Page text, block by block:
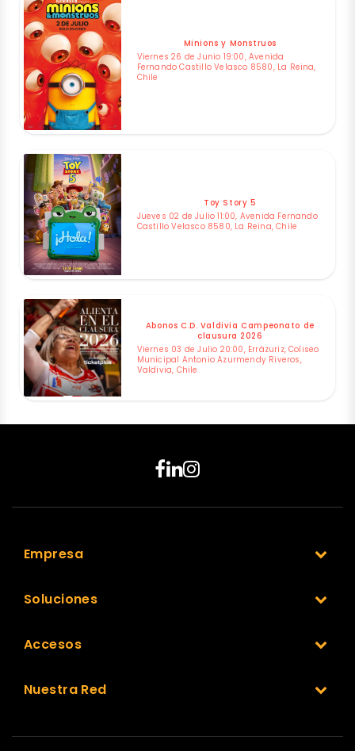
Minions y Monstruos
Viernes 26 de Junio 19:00, Avenida
Fernando Castillo Velasco 8580, La Reina,
Chile
Toy Story 5
Jueves 02 de Julio 11:00, Avenida Fernando
Castillo Velasco 8580, La Reina, Chile
Abonos C.D. Valdivia Campeonato de
clausura 2026
Viernes 03 de Julio 20:00, Errázuriz, Coliseo
Municipal Antonio Azurmendy Riveros,
Valdivia, Chile
Empresa
Soluciones
Accesos
Nuestra Red